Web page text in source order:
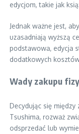
edycjom, takie jak
Jednak ważne jest,
uzasadniają wyższą
podstawowa, edycja
dodatkowych
Wady zakupu
Decydując się
Tsushima, rozważ
odsprzedać lub